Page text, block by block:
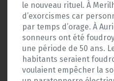
le nouveau rituel. À
d’exorcismes car
par temps d’orage. À
sonneurs ont été
une période de 50 ans.
habitants seraient
voulaient empêcher la